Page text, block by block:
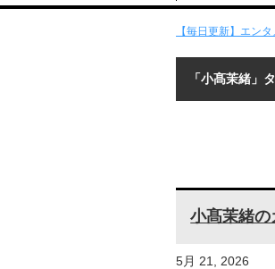
【毎日更新】エン
「小髙茉緒」
小髙茉緒
5月 21, 2026